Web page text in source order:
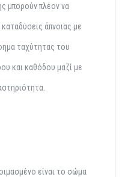
μπορούν πλέοννα
καταδύσεις άπνοιας με
ταχύτητας του
και καθόδου μαζί με
είναι το σώμα